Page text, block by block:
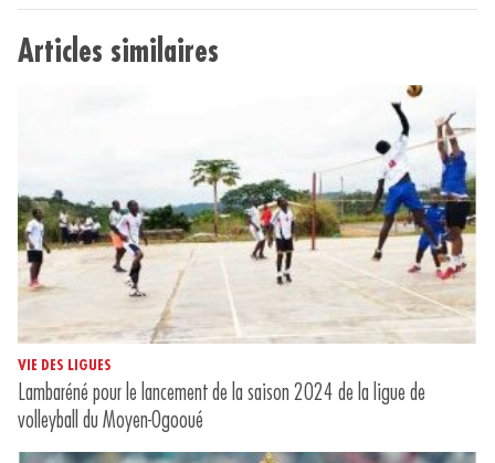
Articles similaires
VIE DES LIGUES
Lambaréné pour le lancement de la saison 2024 de la ligue de
volleyball du Moyen-Ogooué